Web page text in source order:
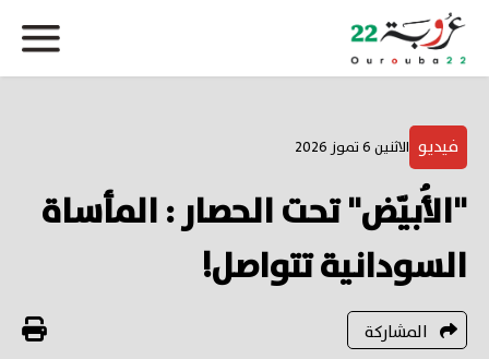
فيديو الاثنين 6 تموز 2026
"الأُبيّض" تحت الحصار : المأساة
السودانية تتواصل!
المشاركة